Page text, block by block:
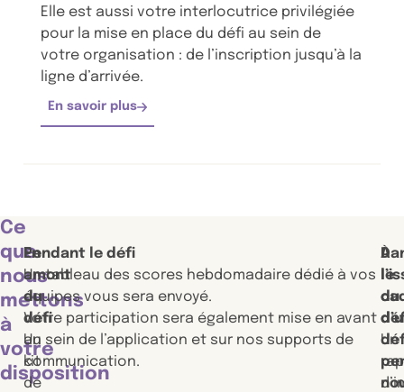
Elle est aussi votre interlocutrice privilégiée
pour la mise en place du défi au sein de
votre organisation : de l’inscription jusqu’à la
ligne d’arrivée.
En savoir plus
Ce
que
nous
mettons
à
votre
disposition
En
amont
du
défi
Un
kit
de
Pendant le défi
Un tableau des scores hebdomadaire dédié à vos
équipes vous sera envoyé.
Votre participation sera également mise en avant
au sein de l’application et sur nos supports de
communication.
À
du
Un
le